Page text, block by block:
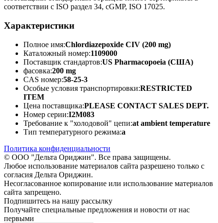
соответствии с ISO раздел 34, cGMP, ISO 17025.
Характеристики
Полное имя:Chlordiazepoxide CIV (200 mg)
Каталожный номер:1109000
Поставщик стандартов:US Pharmacopoeia (США)
фасовка:200 mg
CAS номер:58-25-3
Особые условия транспортировки:RESTRICTED
ITEM
Цена поставщика:PLEASE CONTACT SALES DEPT.
Номер серии:I2M083
Требование к "холодовой" цепи:at ambient temperature
Тип температурного режима:a
Политика конфиденциальности
© ООО "Дельта Ориджин". Все права защищены.
Любое использование материалов сайта разрешено только с
согласия Дельта Ориджин.
Несогласованное копирование или использование материалов
сайта запрещено.
Подпишитесь на нашу рассылку
Получайте специальные предложения и новости от нас
первыми